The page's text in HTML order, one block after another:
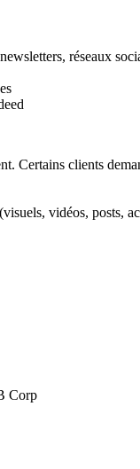
réseaux
Certains clients
vidéos, posts,
Corp